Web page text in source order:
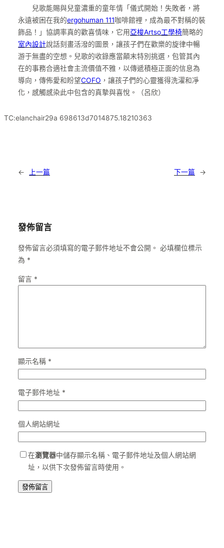
兒歌能賜與兒童濃重的童年情「儀式開始！失敗者，將
永遠被困在我的ergohuman 111咖啡館裡，成為最不對稱的裝
飾品！」協調率真的歡喜情味，它用亞梭Artso工學椅簡略的
室內設計說話刻畫活潑的圖景，讓孩子們在歡樂的旋律中暢
游于無盡的空想。兒歌的收錄應當顛末特別挑選，包管其內
在的事務合適社會主流價值不雅，以傳遞積極正面的信息為
導向，傳佈愛和盼望COFO ，讓孩子們的心靈獲得洗濯和凈
化，感觸感染此中包含的真摯與喜悅。（呂欣）
TC:elanchair29a 698613d7014875.18210363
← 上一篇 下一篇 →
發佈留言
發佈留言必須填寫的電子郵件地址不會公開。 必填欄位標示
為 *
留言 *
顯示名稱 *
電子郵件地址 *
個人網站網址
在瀏覽器中儲存顯示名稱、電子郵件地址及個人網站網
址，以供下次發佈留言時使用。